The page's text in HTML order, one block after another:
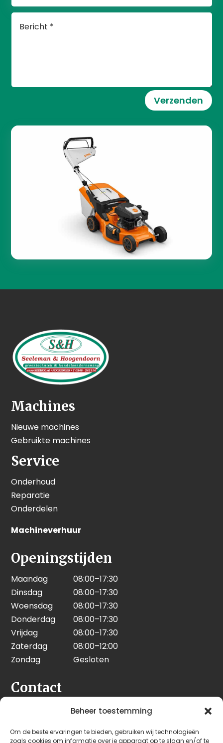
Beheer toestemming
Om de beste ervaringen te bieden, gebruiken wij technologieën
zoals cookies om informatie over je apparaat op te slaan en/of te
Verzenden
Machines
Nieuwe machines
Gebruikte machines
Service
Onderhoud
Reparatie
Onderdelen
Machineverhuur
Openingstijden
Maandag
08:00–17:30
Dinsdag
08:00–17:30
Woensdag
08:00–17:30
Donderdag
08:00–17:30
Vrijdag
08:00–17:30
Zaterdag
08:00–12:00
Zondag
Gesloten
Contact
Seeleman & Hoogendoorn
3628 GD Kockengen